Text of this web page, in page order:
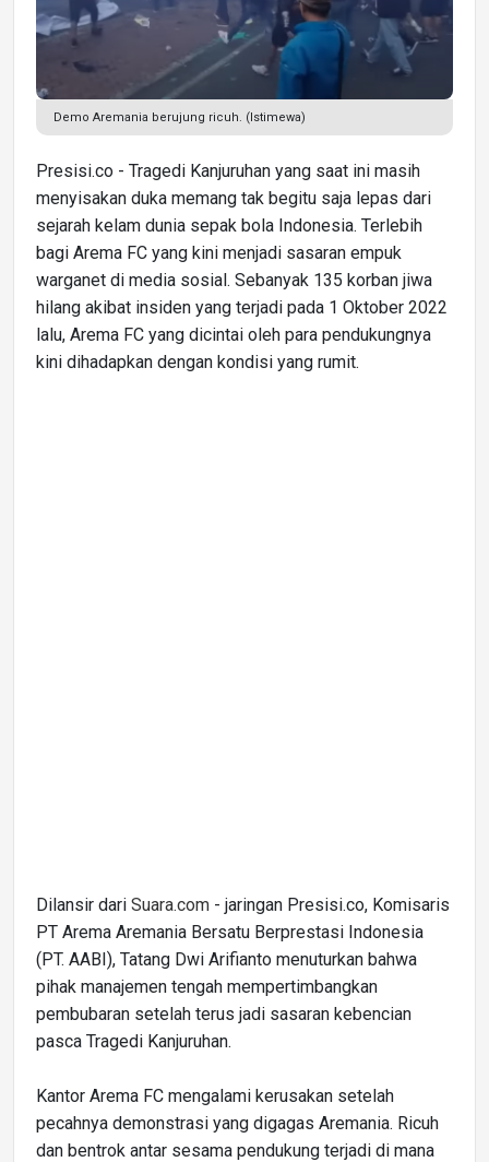
Demo Aremania berujung ricuh. (Istimewa)
Presisi.co - Tragedi Kanjuruhan yang saat ini masih
menyisakan duka memang tak begitu saja lepas dari
sejarah kelam dunia sepak bola Indonesia. Terlebih
bagi Arema FC yang kini menjadi sasaran empuk
warganet di media sosial. Sebanyak 135 korban jiwa
hilang akibat insiden yang terjadi pada 1 Oktober 2022
lalu, Arema FC yang dicintai oleh para pendukungnya
kini dihadapkan dengan kondisi yang rumit.
Dilansir dari Suara.com - jaringan Presisi.co, Komisaris
PT Arema Aremania Bersatu Berprestasi Indonesia
(PT. AABI), Tatang Dwi Arifianto menuturkan bahwa
pihak manajemen tengah mempertimbangkan
pembubaran setelah terus jadi sasaran kebencian
pasca Tragedi Kanjuruhan.
Kantor Arema FC mengalami kerusakan setelah
pecahnya demonstrasi yang digagas Aremania. Ricuh
dan bentrok antar sesama pendukung terjadi di mana